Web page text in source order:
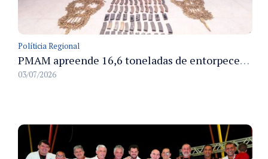
Políticia Regional
PMAM apreende 16,6 toneladas de entorpecentes e registra aumento nas prisões em flagrante e nas capturas de foragidos no primeiro semestre de 2026
03/07/2026